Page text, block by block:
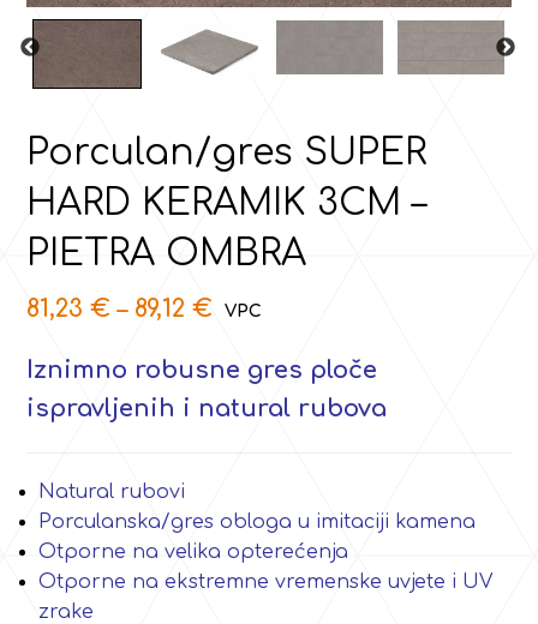
Porculan/gres SUPER
HARD KERAMIK 3CM –
PIETRA OMBRA
81,23€ – 89,12€
Iznimno robusne gres ploče
ispravljenih i natural rubova
Natural rubovi
Porculanska/gres obloga u imitaciji kamena
Otporne na velika opterećenja
Otporne na ekstremne vremenske uvjete i UV
zrake